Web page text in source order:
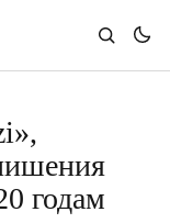
годам